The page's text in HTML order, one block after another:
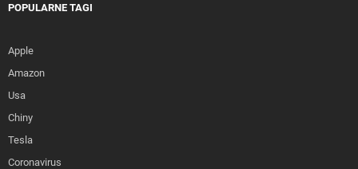
POPULARNE TAGI
Apple
Amazon
Usa
Chiny
Tesla
Coronavirus